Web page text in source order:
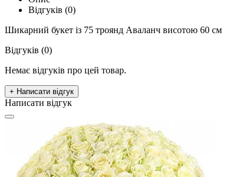
Відгуків (0)
Шикарний букет із 75 троянд Аваланч висотою 60 см
Відгуків (0)
Немає відгуків про цей товар.
+ Написати відгук
Написати відгук